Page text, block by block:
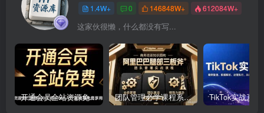
1.4W+ 0 146848W+ 612084W+
这家伙很懒，什么都没有写...
开通会员全站资源免费下载 开通VIP会员 HY资源库 团队管理必学课程系列，阿里巴巴“腿部三板斧”